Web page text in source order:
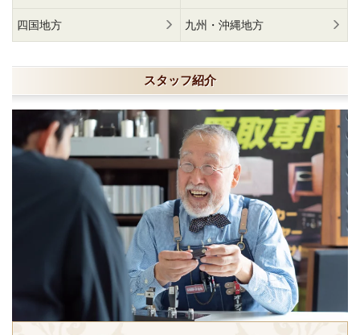
四国地方 九州・沖縄地方
スタッフ紹介